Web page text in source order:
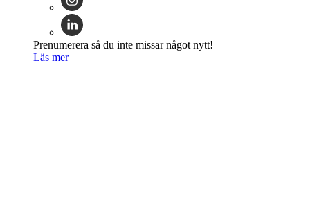
Prenumerera så du inte missar något nytt!
Läs mer